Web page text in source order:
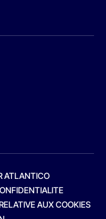
ATLANTICO
AUX COOKIES